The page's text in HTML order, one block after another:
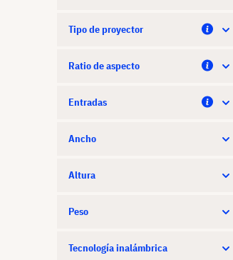
Tipo de proyector
Ratio de aspecto
Entradas
Ancho
Altura
Peso
Tecnología inalámbrica